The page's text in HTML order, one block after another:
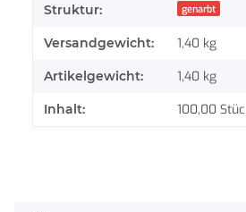
Struktur: genarbt
Versandgewicht: 1,40 kg
Artikelgewicht: 1,40 kg
Inhalt: 100,00